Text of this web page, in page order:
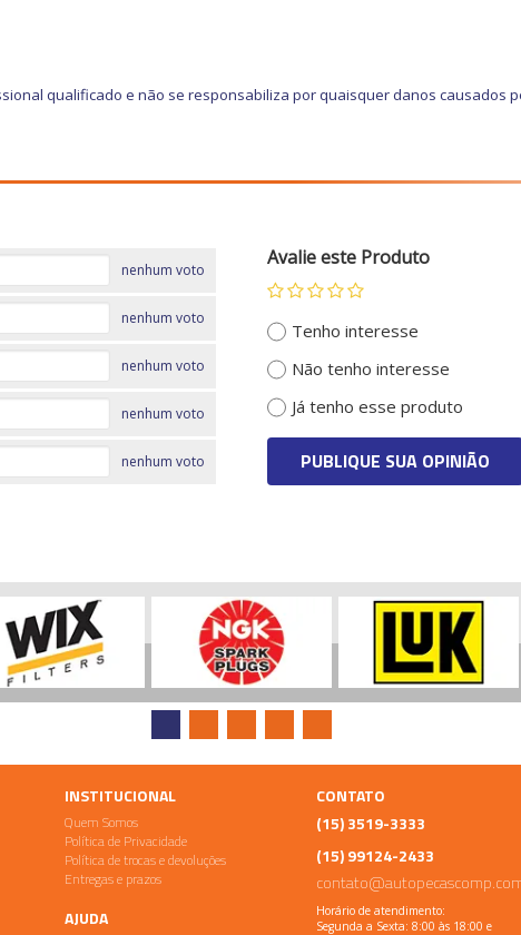
qualificado e não se responsabiliza por quaisquer danos causados
nenhum voto
nenhum voto
nenhum voto
nenhum voto
nenhum voto
Avalie este Produto
Tenho interesse
Não tenho interesse
Já tenho esse produto
PUBLIQUE SUA OPINIÃO
INSTITUCIONAL
Quem Somos
Política de Privacidade
Política de trocas e devoluções
Entregas e prazos
AJUDA
CONTATO
(15) 3519-3333
(15) 99124-2433
Horário de atendimento:
Segunda a Sexta: 8:00 às 18:00 e